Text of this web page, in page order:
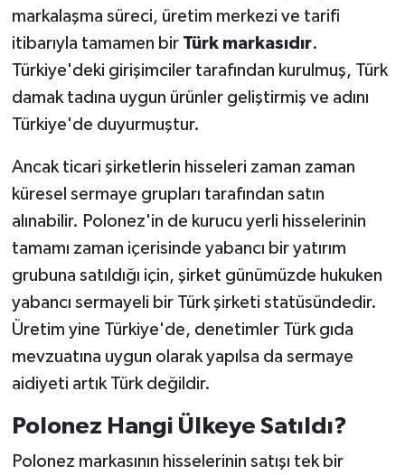
markalaşma süreci, üretim merkezi ve tarifi
itibarıyla tamamen bir Türk markasıdır.
Türkiye'deki girişimciler tarafından kurulmuş, Türk
damak tadına uygun ürünler geliştirmiş ve adını
Türkiye'de duyurmuştur.
Ancak ticari şirketlerin hisseleri zaman zaman
küresel sermaye grupları tarafından satın
alınabilir. Polonez'in de kurucu yerli hisselerinin
tamamı zaman içerisinde yabancı bir yatırım
grubuna satıldığı için, şirket günümüzde hukuken
yabancı sermayeli bir Türk şirketi statüsündedir.
Üretim yine Türkiye'de, denetimler Türk gıda
mevzuatına uygun olarak yapılsa da sermaye
aidiyeti artık Türk değildir.
Polonez Hangi Ülkeye Satıldı?
Polonez markasının hisselerinin satışı tek bir